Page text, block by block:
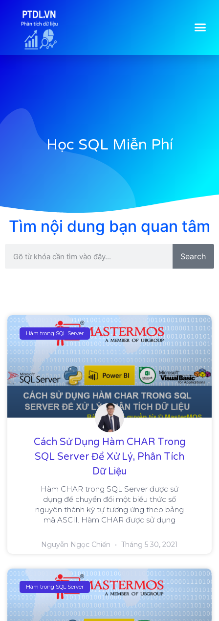
Học SQL Miễn Phí
Tìm nội dung bạn quan tâm
Search
Hàm trong SQL Server
Cách Sử Dụng Hàm CHAR Trong
SQL Server Để Xử Lý, Phân Tích
Dữ Liệu
Hàm CHAR trong SQL Server được sử
dụng để chuyển đổi một biểu thức số
nguyên thành ký tự tương ứng theo bảng
mã ASCII. Hàm CHAR được sử dụng
Nguyễn Ngọc Chiến Tháng 5 30, 2021
Hàm trong SQL Server